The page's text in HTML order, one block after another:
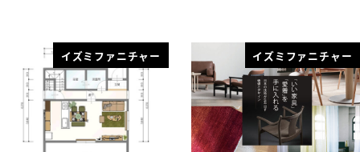
イズミファニチャー イズミファニチャー